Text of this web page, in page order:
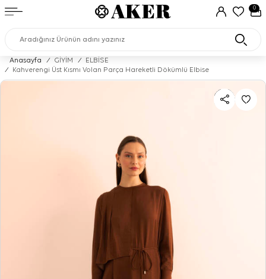
0
Anasayfa / GİYİM /
ELBİSE
/
Kahverengi Üst Kısmı Volan Parça Hareketli Dökümlü Elbise